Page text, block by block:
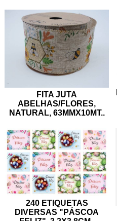
FITA JUTA
ABELHAS/FLORES,
NATURAL, 63MMX10MT..
240 ETIQUETAS
DIVERSAS "PÁSCOA